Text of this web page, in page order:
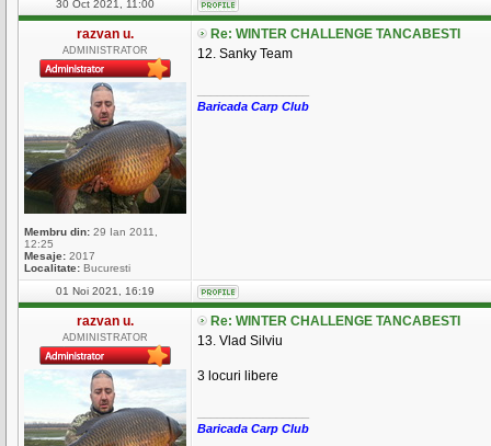
30 Oct 2021, 11:00
razvan u.
ADMINISTRATOR
Membru din: 29 Ian 2011,
12:25
Mesaje: 2017
Localitate: Bucuresti
Re: WINTER CHALLENGE TANCABESTI
12. Sanky Team
Baricada Carp Club
01 Noi 2021, 16:19
razvan u.
ADMINISTRATOR
Re: WINTER CHALLENGE TANCABESTI
13. Vlad Silviu
3 locuri libere
Baricada Carp Club